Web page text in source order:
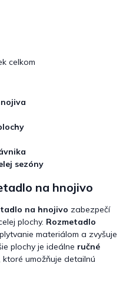
O
á
a
c
e
p
v
y
v
ý
p
i
celkom
sezóny
na hnojivo
na hnojivo zabezpečí
plochy. Rozmetadlo
materiálom a zvyšuje
plochy je ideálne ručné
ktoré umožňuje detailnú